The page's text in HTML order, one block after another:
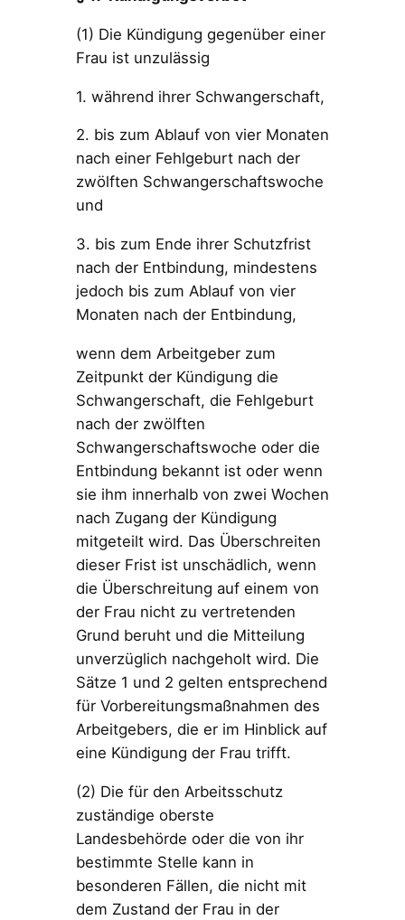
(1) Die Kündigung gegenüber einer
Frau ist unzulässig
1. während ihrer Schwangerschaft,
2. bis zum Ablauf von vier Monaten
nach einer Fehlgeburt nach der
zwölften Schwangerschaftswoche
und
3. bis zum Ende ihrer Schutzfrist
nach der Entbindung, mindestens
jedoch bis zum Ablauf von vier
Monaten nach der Entbindung,
wenn dem Arbeitgeber zum
Zeitpunkt der Kündigung die
Schwangerschaft, die Fehlgeburt
nach der zwölften
Schwangerschaftswoche oder die
Entbindung bekannt ist oder wenn
sie ihm innerhalb von zwei Wochen
nach Zugang der Kündigung
mitgeteilt wird. Das Überschreiten
dieser Frist ist unschädlich, wenn
die Überschreitung auf einem von
der Frau nicht zu vertretenden
Grund beruht und die Mitteilung
unverzüglich nachgeholt wird. Die
Sätze 1 und 2 gelten entsprechend
für Vorbereitungsmaßnahmen des
Arbeitgebers, die er im Hinblick auf
eine Kündigung der Frau trifft.
(2) Die für den Arbeitsschutz
zuständige oberste
Landesbehörde oder die von ihr
bestimmte Stelle kann in
besonderen Fällen, die nicht mit
dem Zustand der Frau in der